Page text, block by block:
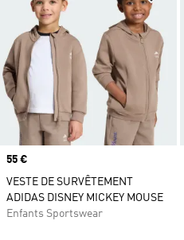
Prix
55 €
VESTE DE SURVÊTEMENT
ADIDAS DISNEY MICKEY MOUSE
Enfants Sportswear